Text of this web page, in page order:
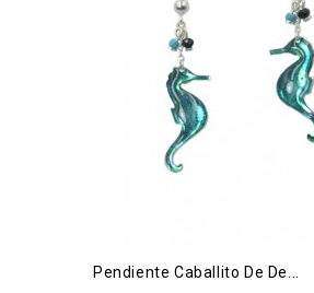
Pendiente Caballito De De...